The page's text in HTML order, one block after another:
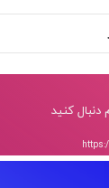
دنبال کنید